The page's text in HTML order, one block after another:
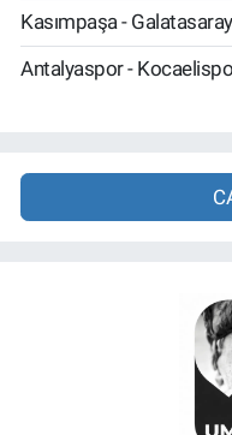
Kasımpaşa - Galatasaray
Antalyaspor -